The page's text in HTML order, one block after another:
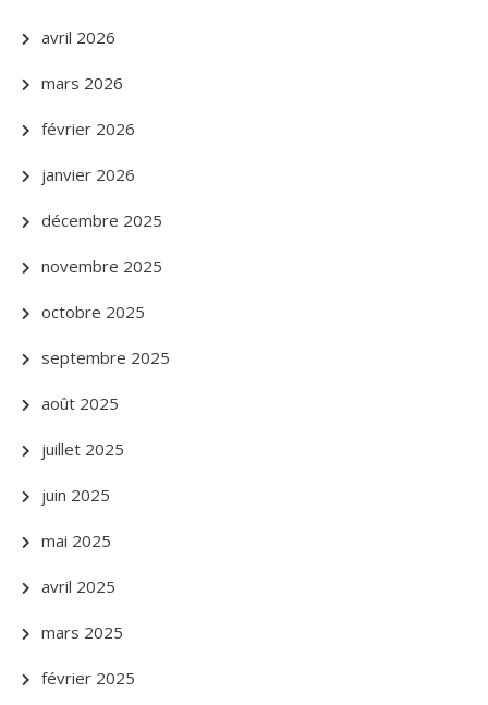
avril 2026
mars 2026
février 2026
janvier 2026
décembre 2025
novembre 2025
octobre 2025
septembre 2025
août 2025
juillet 2025
juin 2025
mai 2025
avril 2025
mars 2025
février 2025